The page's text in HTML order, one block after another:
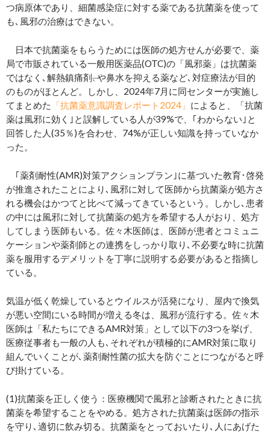
つ病原体であり、細菌感染症に対する薬である抗菌薬を使って
も､風邪の治療はできない。
日本で抗菌薬をもらうためには医師の処方せんが必要で、薬
局で市販されている一般用医薬品(OTC)の「風邪薬」は抗菌薬
ではなく､解熱鎮痛剤､や鼻水を抑える薬など､対症療法が目的
のものがほとんど。しかし、2024年7月に同センターが実施し
てまとめた
「抗菌薬意識調査レポート2024」 によると、「抗菌
薬は風邪に効く｣と誤解している人が39%で、｢わからない｣と
回答した人(35％)を合わせ、74%が正しい知識を持っていなか
った。
｢薬剤耐性(AMR)対策アクションプラン｣に基づいた教育･啓発
が推進されたことにより､風邪に対して医師から抗菌薬が処方さ
れる機会はかつてと比べて減ってきているという。しかし､患者
の中には風邪に対して抗菌薬の処方を希望する人がおり、処方
してしまう医師もいる。佐々木医師は、医師が患者とコミュニ
ケーションや薬剤師との連携をしっかり取り､不必要な時に抗菌
薬を服用するデメリットを丁寧に説明する必要があると指摘し
ている。
気温が低く乾燥しているとウイルスが活発になり、屋内で換気
が悪い空間にいる時間が増える冬は、風邪が流行する。佐々木
医師は「私たちにできるAMR対策」として以下の3つを挙げ、
医療従事者も一般の人も､それぞれが積極的にAMR対策に取り
組んでいくことが､薬剤耐性菌の拡大を防ぐことにつながると呼
び掛けている。
(1)抗菌薬を正しく使う：医療機関で風邪と診断されたときに抗
菌薬を希望することをやめる。処方された抗菌薬は医師の指示
を守り､適切に飲み切る。抗菌薬をとっておいたり､人にあげた